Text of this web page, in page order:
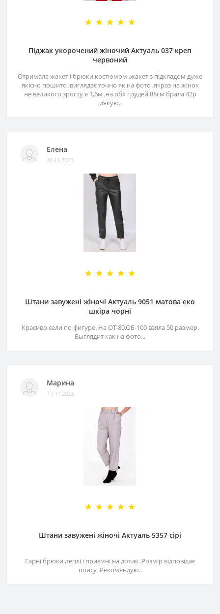
Піджак укорочений жіночий Актуаль 037 креп
червоний
Отримала жакет і брюки костюмом ,жакет з підкладом дуже
якісно пошито ,виглядає точно як на фото ,якраз на жінок
не великого зросту я 1,6м ,на обх грудей 88см брала 42р
,дякую..
Елена
18.11.2023
Штани завужені жіночі Актуаль 9051 матова еко
шкіра чорні
Красиво сели по фигуре. На ОТ-80,ОБ-100 взяла 50 размер.
Выглядит как на фото...
Марина
17.11.2023
Штани завужені жіночі Актуаль 5357 сірі
Гарні брюки ,теплі і приємні на дотик .Розмір відповідає
опису .Рекомендую..